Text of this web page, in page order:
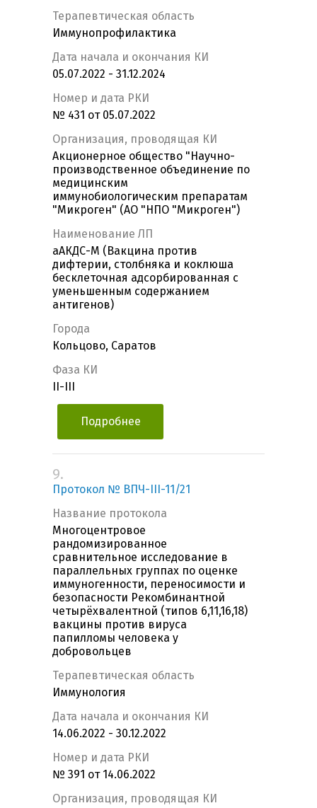
Терапевтическая область
Иммунопрофилактика
Дата начала и окончания КИ
05.07.2022 - 31.12.2024
Номер и дата РКИ
№ 431 от 05.07.2022
Организация, проводящая КИ
Акционерное общество "Научно-
производственное объединение по
медицинским
иммунобиологическим препаратам
"Микроген" (АО "НПО "Микроген")
Наименование ЛП
аАКДС-М (Вакцина против
дифтерии, столбняка и коклюша
бесклеточная адсорбированная с
уменьшенным содержанием
антигенов)
Города
Кольцово, Саратов
Фаза КИ
II-III
Подробнее
9.
Протокол № ВПЧ-III-11/21
Название протокола
Многоцентровое
рандомизированное
сравнительное исследование в
параллельных группах по оценке
иммуногенности, переносимости и
безопасности Рекомбинантной
четырёхвалентной (типов 6,11,16,18)
вакцины против вируса
папилломы человека у
добровольцев
Терапевтическая область
Иммунология
Дата начала и окончания КИ
14.06.2022 - 30.12.2022
Номер и дата РКИ
№ 391 от 14.06.2022
Организация, проводящая КИ